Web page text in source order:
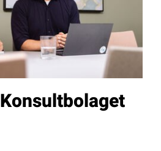
Konsultbolaget